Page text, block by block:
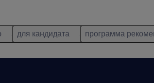
для кандидата программа